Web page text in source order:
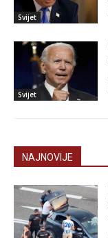
Svijet
Svijet
NAJNOVIJE